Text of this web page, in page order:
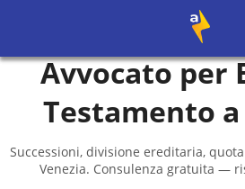
Avvocato per
Testamento a
Successioni, divisione ereditaria,
Venezia. Consulenza gratuita —